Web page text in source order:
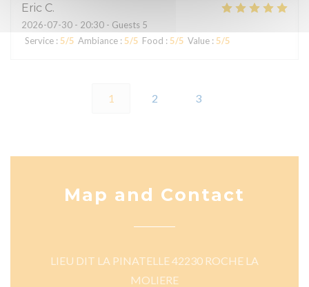
Eric C
2026-07-30 - 20:30 - Guests 5
Service : 5/5 Ambiance : 5/5 Food : 5/5 Value : 5/5
1 2 3
Map and Contact
LIEU DIT LA PINATELLE 42230 ROCHE LA
MOLIERE((opens in a new window))